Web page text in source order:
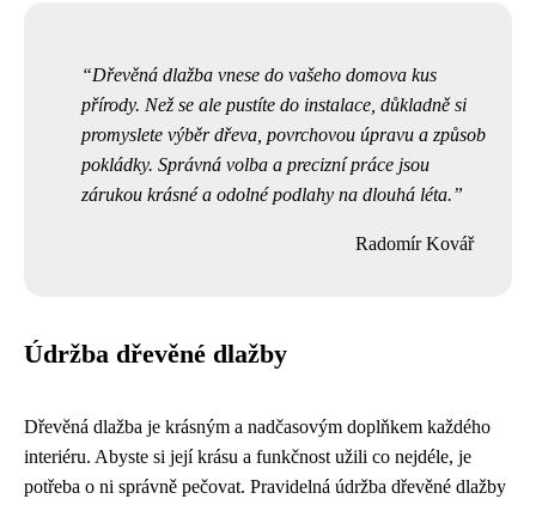
Dřevěná dlažba vnese do vašeho domova kus
přírody. Než se ale pustíte do instalace, důkladně si
promyslete výběr dřeva, povrchovou úpravu a způsob
pokládky. Správná volba a precizní práce jsou
zárukou krásné a odolné podlahy na dlouhá léta.
Radomír Kovář
Údržba dřevěné dlažby
Dřevěná dlažba je krásným a nadčasovým doplňkem každého
interiéru. Abyste si její krásu a funkčnost užili co nejdéle, je
potřeba o ni správně pečovat. Pravidelná údržba dřevěné dlažby